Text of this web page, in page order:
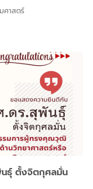
ศาสตร์
ธุ์ ตั้งจิตกุศลมั่น